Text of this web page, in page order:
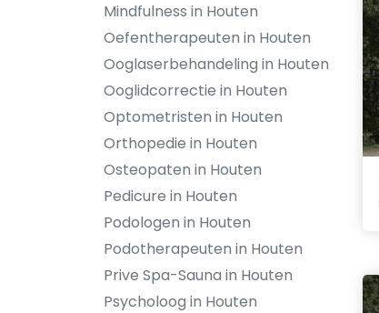
Mindfulness in Houten
Oefentherapeuten in Houten
Ooglaserbehandeling in Houten
Ooglidcorrectie in Houten
Optometristen in Houten
Orthopedie in Houten
Osteopaten in Houten
Pedicure in Houten
Podologen in Houten
Podotherapeuten in Houten
Prive Spa-Sauna in Houten
Psycholoog in Houten